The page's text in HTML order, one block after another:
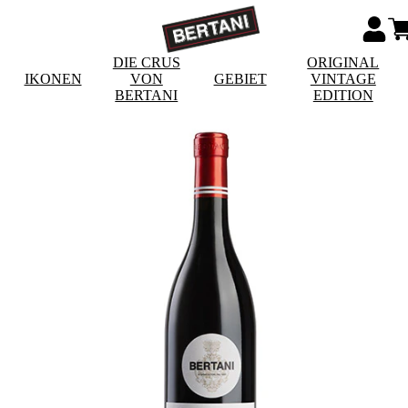
IKONEN
DIE CRUS
VON
BERTANI
GEBIET
ORIGINAL
VINTAGE
EDITION